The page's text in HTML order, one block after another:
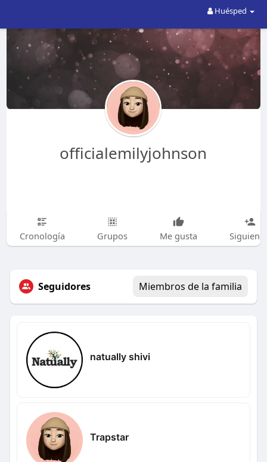
Huésped
officialemilyjohnson
Cronología Grupos Me gusta
Seguidores Miembros de la familia
natually shivi
Trapstar